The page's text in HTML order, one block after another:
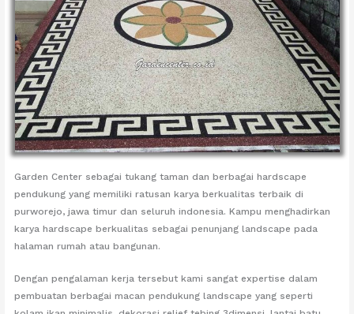
Garden Center sebagai tukang taman dan berbagai hardscape
pendukung yang memiliki ratusan karya berkualitas terbaik di
purworejo, jawa timur dan seluruh indonesia. Kampu menghadirkan
karya hardscape berkualitas sebagai penunjang landscape pada
halaman rumah atau bangunan.
Dengan pengalaman kerja tersebut kami sangat expertise dalam
pembuatan berbagai macan pendukung landscape yang seperti